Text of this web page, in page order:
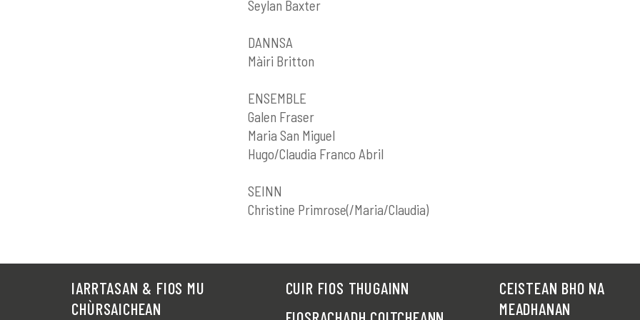
Seylan Baxter
DANNSA
Màiri Britton
ENSEMBLE
Galen Fraser
Maria San Miguel
Hugo/Claudia Franco Abril
SEINN
Christine Primrose(/Maria/Claudia)
IARRTASAN & FIOS MU
CHÙRSAICHEAN
CUIR FIOS THUGAINN
CEISTEAN BHO NA
MEADHANAN